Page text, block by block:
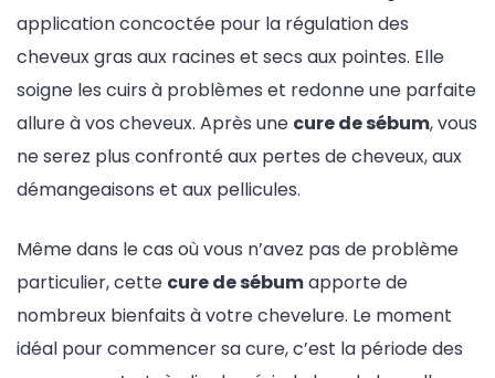
application concoctée pour la régulation des
cheveux gras aux racines et secs aux pointes. Elle
soigne les cuirs à problèmes et redonne une parfaite
allure à vos cheveux. Après une cure de sébum, vous
ne serez plus confronté aux pertes de cheveux, aux
démangeaisons et aux pellicules.
Même dans le cas où vous n’avez pas de problème
particulier, cette cure de sébumapporte de
nombreux bienfaits à votre chevelure. Le moment
idéal pour commencer sa cure, c’est la période des